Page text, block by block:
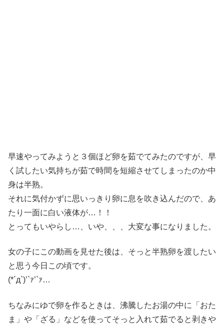
早速やってみようと３個ほど卵を茹でてみたのですが、早
く試したい気持ちが茹で時間を短縮させてしまったのか中
身は半熟。
それに気付かずに思いっきり卵に息を吹き込んだので、あ
たり一面に白い液体が…！！
とってもいやらし…、いや、、、大変な事になりました。
女の子にこの動画を見せた後は、そっと半熟卵を渡したい
と思う今日この頃です。
(*´д`)’`ｧ’`ｧ…
ちなみにゆで卵を作るときは、沸騰したお湯の中に「おた
ま」や「ざる」などを使ってそっと入れて茹でると剥きや